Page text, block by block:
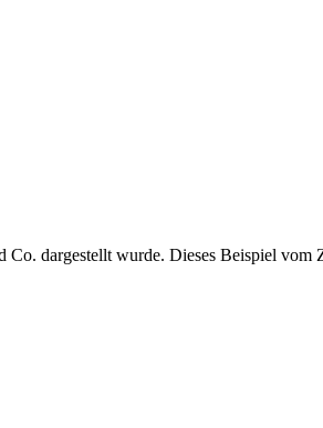
dargestellt wurde. Dieses Beispiel vom